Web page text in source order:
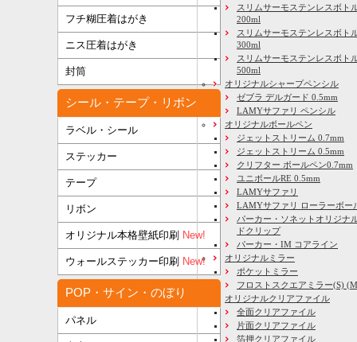
フチ糊圧着はがき
ニス圧着はがき
封筒
シール・テープ・リボン
ラベル・シール
ステッカー
テープ
リボン
オリジナル本格壁紙印刷 New!
ウォールステッカー印刷 New!
POP・サイン・のぼり
パネル
スリムサーモステンレスボト
200ml
スリムサーモステンレスボト
300ml
スリムサーモステンレスボト
500ml
オリジナルシャープペンシル
ゼブラ デルガード 0.5mm
LAMYサファリ ペンシル
オリジナルボールペン
ジェットストリーム 0.7mm
ジェットストリーム 0.5mm
クリフター ボールペン0.7mm
ユニボールRE 0.5mm
LAMYサファリ
LAMYサファリ ローラーボー
パーカー・ソネットオリジナ
ドクリップ
パーカー・IM コアライン
オリジナルミラー
ポケットミラー
フロストスクエアミラー(S)
オリジナルクリアファイル
全面クリアファイル
片面クリアファイル
箔押クリアファイル